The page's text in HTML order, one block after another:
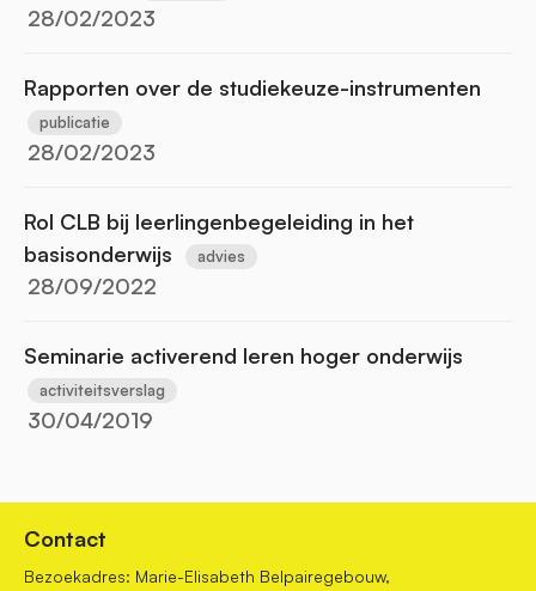
28/02/2023
Rapporten over de studiekeuze-instrumenten
publicatie
28/02/2023
Rol CLB bij leerlingenbegeleiding in het
basisonderwijs
advies
28/09/2022
Seminarie activerend leren hoger onderwijs
activiteitsverslag
30/04/2019
Contact
Bezoekadres: Marie-Elisabeth Belpairegebouw,